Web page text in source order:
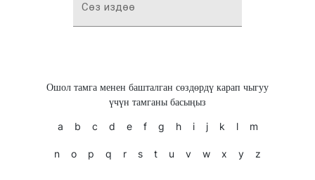
Сөз издөө
Ошол тамга менен башталган сөздөрдү карап чыгуу
үчүн тамганы басыңыз
a b c d e f g h i j k l m
n o p q r s t u v w x y z